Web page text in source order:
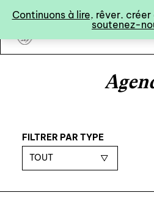
Continuons à lire, rêver,
soutenez-
art&fiction
FILTRER PAR TYPE
TOUT